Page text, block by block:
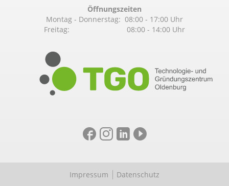
Öffnungszeiten
Montag - Donnerstag: 08:00 - 17:00 Uhr
Freitag: 08:00 - 14:00 Uhr
Impressum Datenschutz